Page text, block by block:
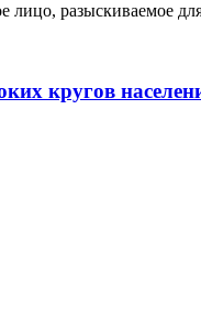
лицо, разыскиваемое
кругов